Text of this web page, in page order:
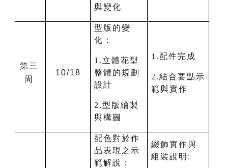
與變化
第三
周
10/18
型版的變
化：
1.立體花型
整體的規劃
設計
2.型版繪製
與構圖
1.配件完成
2.結合要點示
範與實作
配色對於作
品表現之示
範解說：
綴飾實作與
組裝說明: